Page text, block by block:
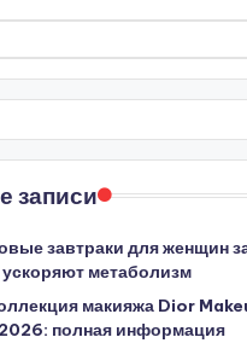
записи
завтраки для женщин
метаболизм
макияжа Dior
полная информация